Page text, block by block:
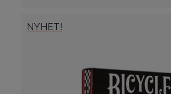
NYHET!